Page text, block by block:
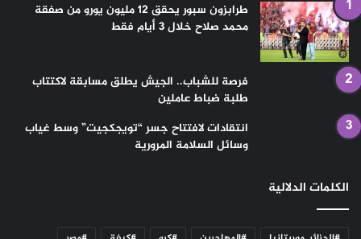
طرابزون سبور يحقق 12 مليون يورو من صفقة
محمد صلاح خلال 3 أيام فقط
فرصة للشباب.. الجيش يطلق مسابقة لاكتتاب
طلبة ضباط عاملين
انتقادات لافتتاح جسر “تويجكجيت” وسط غياب
وسائل السلامة المرورية
الكلمات الدلالية